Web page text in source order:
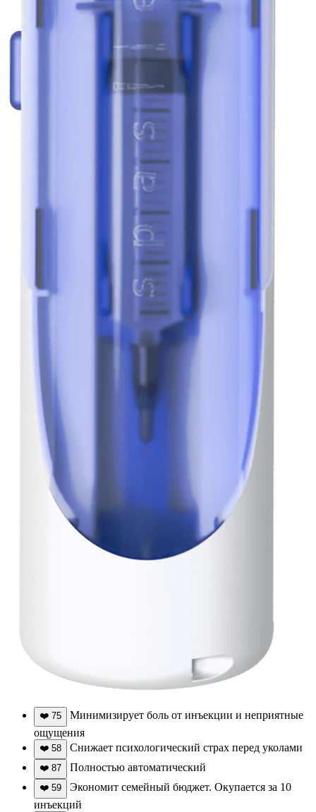
❤️ 75
Минимизирует боль от инъекции и неприятные
ощущения
❤️ 58 Снижает психологический страх перед уколами
❤️ 87 Полностью автоматический
❤️ 59
Экономит семейный бюджет. Окупается за 10
инъекций